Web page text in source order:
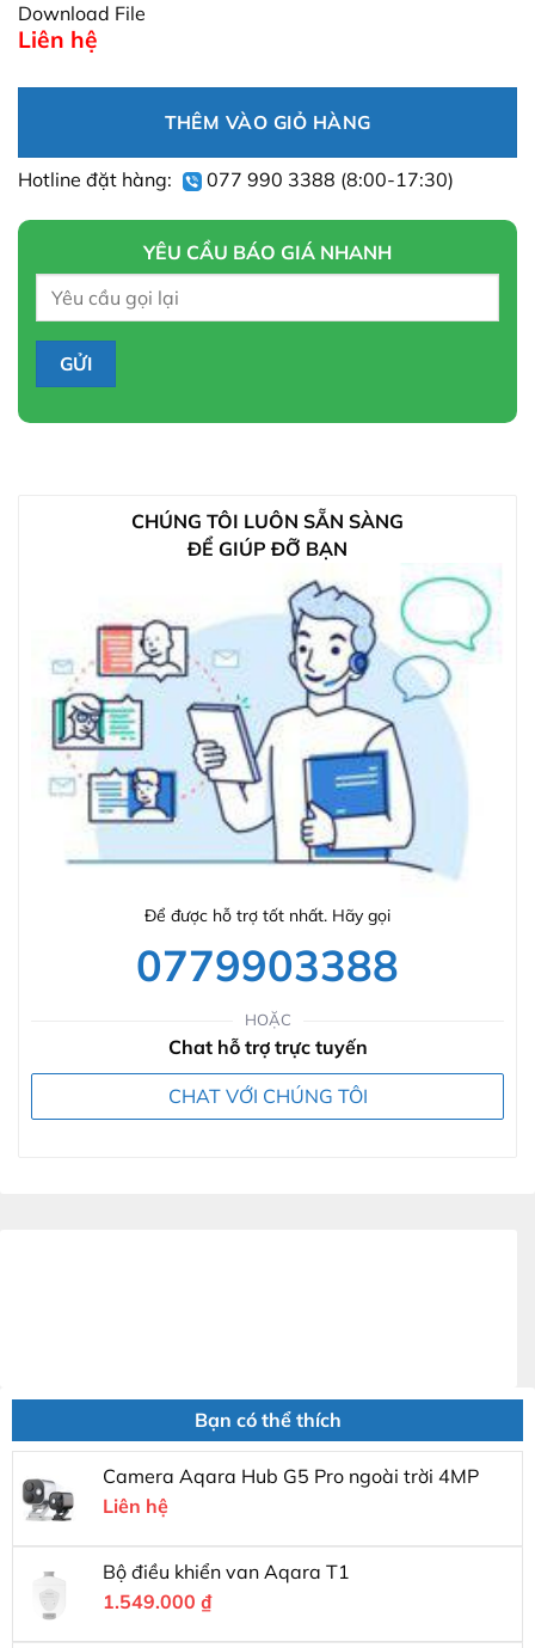
Download File
Liên hệ
THÊM VÀO GIỎ HÀNG
Hotline đặt hàng: 077 990 3388 (8:00-17:30)
YÊU CẦU BÁO GIÁ NHANH
CHÚNG TÔI LUÔN SẴN SÀNG
ĐỂ GIÚP ĐỠ BẠN
Để được hỗ trợ tốt nhất. Hãy gọi
0779903388
HOẶC
Chat hỗ trợ trực tuyến
CHAT VỚI CHÚNG TÔI
Bạn có thể thích
Camera Aqara Hub G5 Pro ngoài trời 4MP
Liên hệ
Bộ điều khiển van Aqara T1
1.549.000 ₫